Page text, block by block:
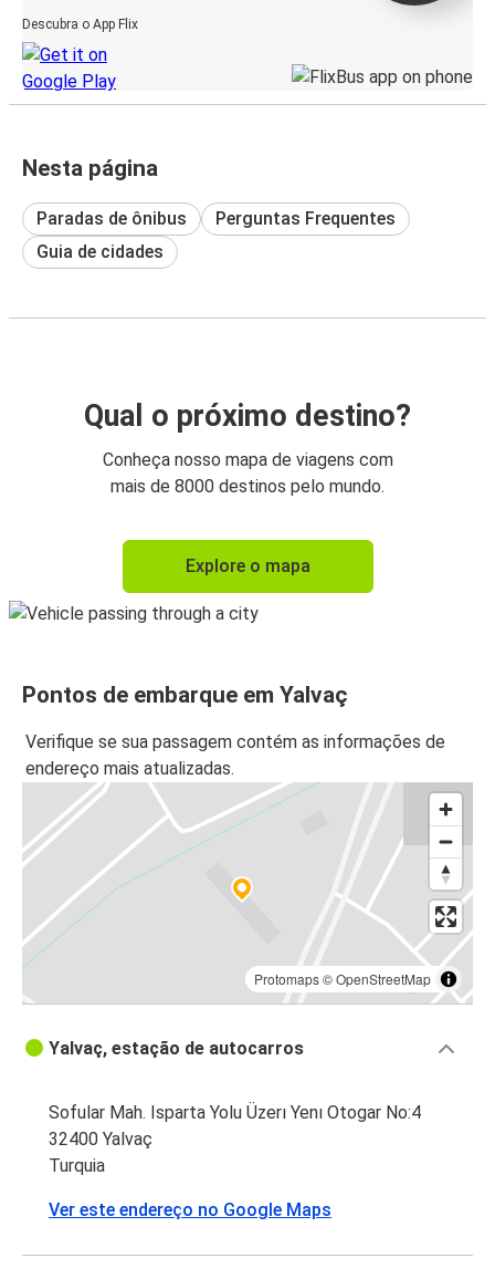
Descubra o App Flix
Nesta página
Paradas de ônibus
Perguntas Frequentes
Guia de cidades
Qual o próximo destino?
Conheça nosso mapa de viagens com
mais de 8000 destinos pelo mundo.
Explore o mapa
Pontos de embarque em Yalvaç
Verifique se sua passagem contém as informações de
endereço mais atualizadas.
Protomaps©OpenStreetMap
Yalvaç, estação de autocarros
Sofular Mah. Isparta Yolu Üzerı Yenı Otogar No:4
32400 Yalvaç
Turquia
Ver este endereço no Google Maps